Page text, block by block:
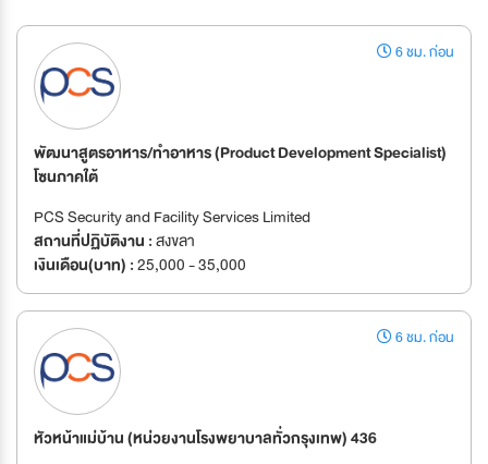
6 ชม. ก่อน
พัฒนาสูตรอาหาร/ทำอาหาร (Product Development Specialist)
โซนภาคใต้
PCS Security and Facility Services Limited
สถานที่ปฏิบัติงาน :สงขลา
เงินเดือน(บาท) :25,000 - 35,000
6 ชม. ก่อน
หัวหน้าแม่บ้าน (หน่วยงานโรงพยาบาลทั่วกรุงเทพ) 436